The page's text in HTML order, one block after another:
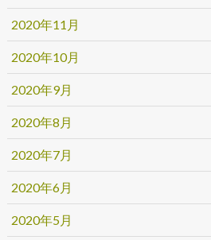
2020年11月
2020年10月
2020年9月
2020年8月
2020年7月
2020年6月
2020年5月